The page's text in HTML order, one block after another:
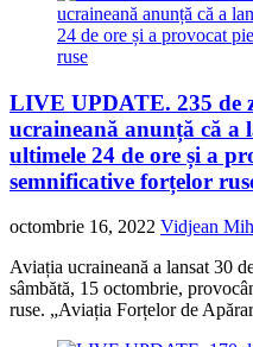
LIVE UPDATE. 235 de
ucraineană anunță că a
ultimele 24 de ore și a
semnificative forțelor
octombrie 16, 2022 Vidjean
Aviația ucraineană a lansat 30
sâmbătă, 15 octombrie,
ruse. „Aviația Forțelor de